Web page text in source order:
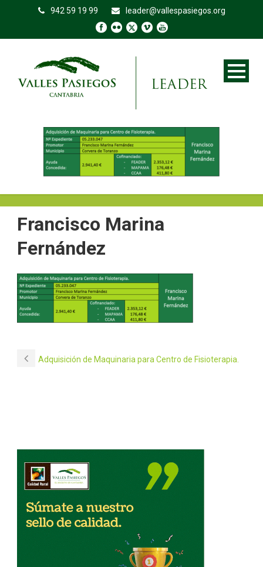
942 59 19 99 leader@vallespasiegos.org
Francisco Marina
Fernández
Adquisición de Maquinaria para Centro de Fisioterapia.